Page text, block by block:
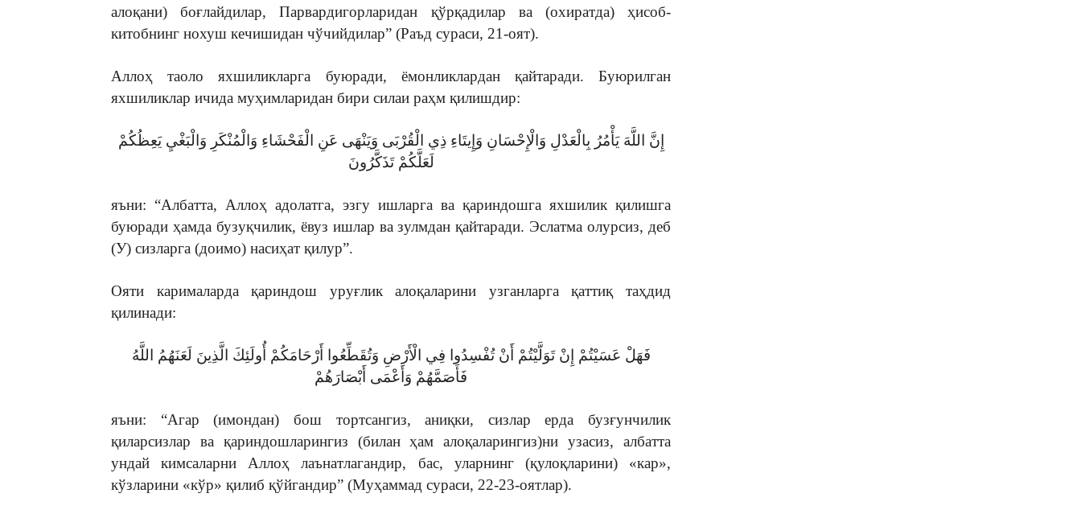
алоқани) боғлайдилар, Парвардигорларидан қўрқадилар ва (охиратда) ҳисоб-
китобнинг нохуш кечишидан чўчийдилар” (Раъд сураси, 21-оят).
Аллоҳ таоло яхшиликларга буюради, ёмонликлардан қайтаради. Буюрилган
яхшиликлар ичида муҳимларидан бири силаи раҳм қилишдир:
إِنَّ اللَّهَ يَأْمُرُ بِالْعَدْلِ وَالْإِحْسَانِ وَإِيتَاءِ ذِي الْقُرْبَى وَيَنْهَى عَنِ الْفَحْشَاءِ وَالْمُنْكَرِ وَالْبَغْيِ يَعِظُكُمْ
لَعَلَّكُمْ تَذَكَّرُونَ
яъни: “Албатта, Аллоҳ адолатга, эзгу ишларга ва қариндошга яхшилик қилишга
буюради ҳамда бузуқчилик, ёвуз ишлар ва зулмдан қайтаради. Эслатма олурсиз, деб
(У) сизларга (доимо) насиҳат қилур”.
Ояти карималарда қариндош уруғлик алоқаларини узганларга қаттиқ таҳдид
қилинади:
فَهَلْ عَسَيْتُمْ إِنْ تَوَلَّيْتُمْ أَنْ تُفْسِدُوا فِي الْأَرْضِ وَتُقَطِّعُوا أَرْحَامَكُمْ أُولَئِكَ الَّذِينَ لَعَنَهُمُ اللَّهُ
فَأَصَمَّهُمْ وَأَعْمَى أَبْصَارَهُمْ
яъни: “Агар (имондан) бош тортсангиз, аниқки, сизлар ерда бузғунчилик
қиларсизлар ва қариндошларингиз (билан ҳам алоқаларингиз)ни узасиз, албатта
ундай кимсаларни Аллоҳ лаънатлагандир, бас, уларнинг (қулоқларини) «кар»,
кўзларини «кўр» қилиб қўйгандир” (Муҳаммад сураси, 22-23-оятлар).